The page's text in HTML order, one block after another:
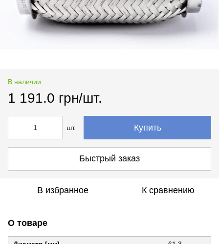
В наличии
1 191.0 грн/шт.
шт. Купить
Быстрый заказ
В избранное К сравнению
О товаре